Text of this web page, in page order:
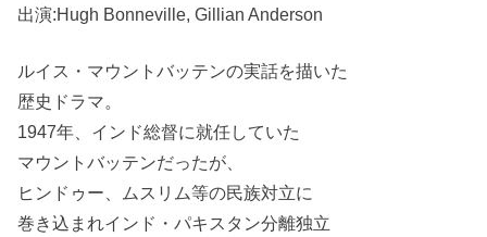
出演:Hugh Bonneville, Gillian Anderson
ルイス・マウントバッテンの実話を描いた
歴史ドラマ。
1947年、インド総督に就任していた
マウントバッテンだったが、
ヒンドゥー、ムスリム等の民族対立に
巻き込まれインド・パキスタン分離独立